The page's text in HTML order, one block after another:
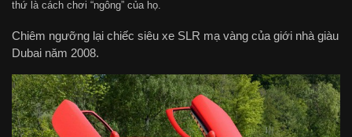
thứ là cách chơi “ngông” của họ.
Chiêm ngưỡng lại chiếc siêu xe SLR mạ vàng của giới nhà giàu
Dubai năm 2008.